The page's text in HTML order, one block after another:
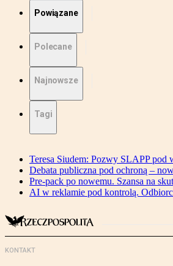
Powiązane
Polecane
Najnowsze
Tagi
Teresa Siudem: Pozwy SLAPP pod
Debata publiczna pod ochroną –
Pre-pack po nowemu. Szansa na
AI w reklamie pod kontrolą.
KONTAKT